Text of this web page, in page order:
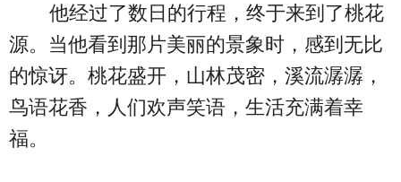
他经过了数日的行程，终于来到了桃花
源。当他看到那片美丽的景象时，感到无比
的惊讶。桃花盛开，山林茂密，溪流潺潺，
鸟语花香，人们欢声笑语，生活充满着幸
福。